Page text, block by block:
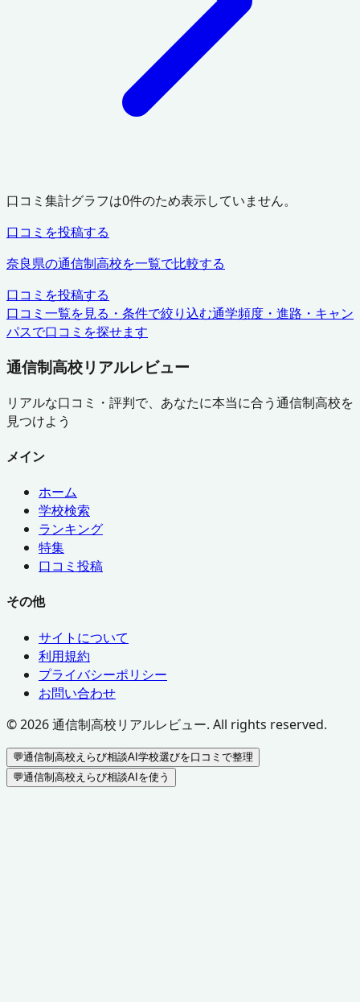
口コミ集計グラフは0件のため表示していません。
口コミを投稿する
奈良県の通信制高校を一覧で比較する
口コミを投稿する
口コミ一覧を見る・条件で絞り込む通学頻度・進路・キャン
パスで口コミを探せます
通信制高校リアルレビュー
リアルな口コミ・評判で、あなたに本当に合う通信制高校を
見つけよう
メイン
ホーム
学校検索
ランキング
特集
口コミ投稿
その他
サイトについて
利用規約
プライバシーポリシー
お問い合わせ
©2026通信制高校リアルレビュー. All rights reserved.
💬通信制高校えらび相談AI学校選びを口コミで整理
💬通信制高校えらび相談AIを使う